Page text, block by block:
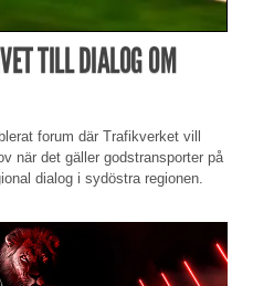
TILL DIALOG OM
forum där Trafikverket vill
när det gäller godstransporter på
dialog i sydöstra regionen.